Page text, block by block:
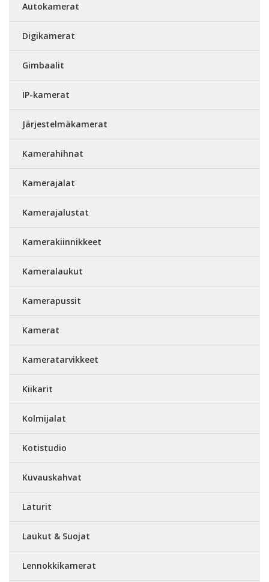
Autokamerat
Digikamerat
Gimbaalit
IP-kamerat
Järjestelmäkamerat
Kamerahihnat
Kamerajalat
Kamerajalustat
Kamerakiinnikkeet
Kameralaukut
Kamerapussit
Kamerat
Kameratarvikkeet
Kiikarit
Kolmijalat
Kotistudio
Kuvauskahvat
Laturit
Laukut & Suojat
Lennokkikamerat